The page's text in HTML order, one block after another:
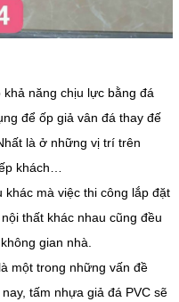
khả năng chịu lực bằng đá
để ốp giả vân đá thay đế
là ở những vị trí trên
khách…
mà việc thi công lắp đặt
thất khác nhau cũng đều
gian nhà.
một trong những vấn đề
tấm nhựa giả đá PVC sẽ